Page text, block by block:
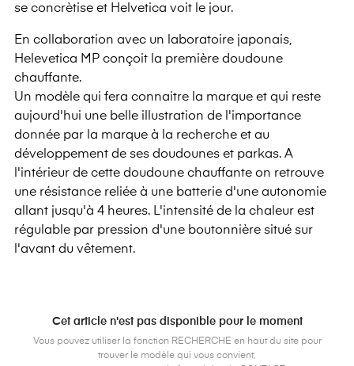
se concrètise et Helvetica voit le jour.
En collaboration avec un laboratoire japonais,
Helevetica MP conçoit la première doudoune
chauffante.
Un modèle qui fera connaitre la marque et qui reste
aujourd'hui une belle illustration de l'importance
donnée par la marque à la recherche et au
développement de ses doudounes et parkas. A
l'intérieur de cette doudoune chauffante on retrouve
une résistance reliée à une batterie d'une autonomie
allant jusqu'à 4 heures. L'intensité de la chaleur est
régulable par pression d'une boutonnière situé sur
l'avant du vêtement.
Cet article n'est pas disponible pour le moment
Vous pouvez utiliser la fonction RECHERCHE en haut du site pour
trouver le modèle qui vous convient,